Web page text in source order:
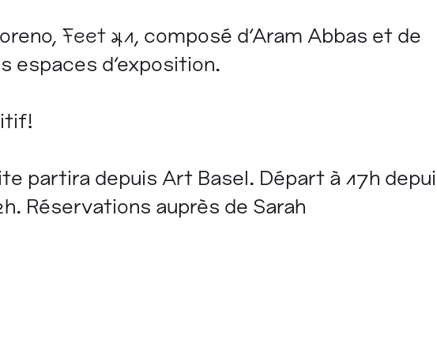
Feet 41, composé d’Aram Abbas et de
espaces d’exposition.
partira depuis Art Basel. Départ à 17h
Réservations auprès de Sarah